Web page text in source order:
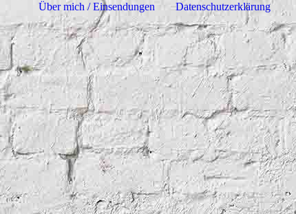
Über mich / Einsendungen Datenschutzerklärung